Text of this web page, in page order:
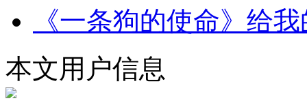
《一条狗的使命》给
本文用户信息